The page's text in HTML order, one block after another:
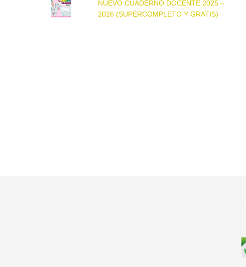
NUEVO CUADERNO DOCENTE 2025 –
2026 (SUPERCOMPLETO Y GRATIS)